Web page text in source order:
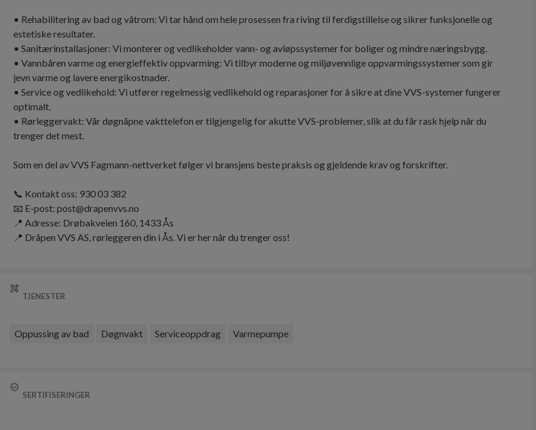
• Rehabilitering av bad og våtrom: Vi tar hånd om hele prosessen fra riving til ferdigstillelse og sikrer funksjonelle og
estetiske resultater.
• Sanitærinstallasjoner: Vi monterer og vedlikeholder vann- og avløpssystemer for boliger og mindre næringsbygg.
• Vannbåren varme og energieffektiv oppvarming: Vi tilbyr moderne og miljøvennlige oppvarmingssystemer som gir
jevn varme og lavere energikostnader.
• Service og vedlikehold: Vi utfører regelmessig vedlikehold og reparasjoner for å sikre at dine VVS-systemer fungerer
optimalt.
• Rørleggervakt: Vår døgnåpne vakttelefon er tilgjengelig for akutte VVS-problemer, slik at du får rask hjelp når du
trenger det mest.
Som en del av VVS Fagmann-nettverket følger vi bransjens beste praksis og gjeldende krav og forskrifter.
📞 Kontakt oss: 930 03 382
📧 E-post: post@drapenvvs.no
📍 Adresse: Drøbakveien 160, 1433 Ås
📍 Dråpen VVS AS, rørleggeren din i Ås. Vi er her når du trenger oss!
TJENESTER
Oppussing av bad Døgnvakt Serviceoppdrag Varmepumpe
SERTIFISERINGER